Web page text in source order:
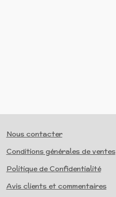
Nous contacter
Conditions générales de ventes
Politique de Confidentialité
Avis clients et commentaires